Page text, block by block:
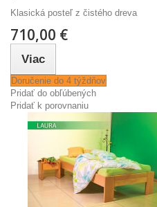
Klasická posteľ z čistého dreva
710,00 €
Viac
Doručenie do 4 týždňov
Pridať do obľúbených
Pridať k porovnaniu